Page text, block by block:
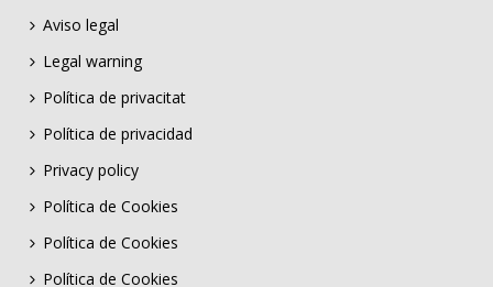
Aviso legal
Legal warning
Política de privacitat
Política de privacidad
Privacy policy
Política de Cookies
Política de Cookies
Política de Cookies